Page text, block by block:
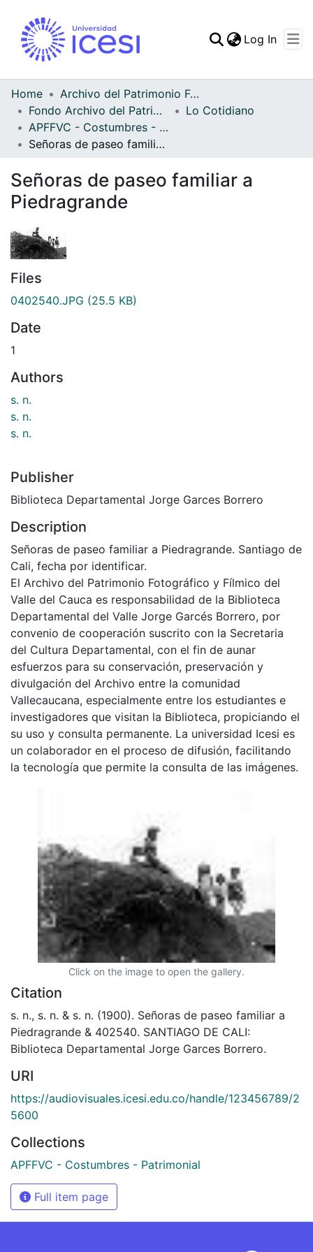
Statistics
Log In
Home
Archivo del Patrimonio Fotográfico y Fílmico del Valle del Cauca
Fondo Archivo del Patrimonio Fotográfico y Fílmico del Valle del Cauca
Lo Cotidiano
APFFVC - Costumbres - Patrimonial
Señoras de paseo familiar a Piedragrande
Señoras de paseo familiar a
Piedragrande
Files
0402540.JPG (25.5 KB)
Date
1
Authors
s. n.
s. n.
s. n.
Publisher
Biblioteca Departamental Jorge Garces Borrero
Description
Señoras de paseo familiar a Piedragrande. Santiago de
Cali, fecha por identificar.
El Archivo del Patrimonio Fotográfico y Fílmico del
Valle del Cauca es responsabilidad de la Biblioteca
Departamental del Valle Jorge Garcés Borrero, por
convenio de cooperación suscrito con la Secretaria
del Cultura Departamental, con el fin de aunar
esfuerzos para su conservación, preservación y
divulgación del Archivo entre la comunidad
Vallecaucana, especialmente entre los estudiantes e
investigadores que visitan la Biblioteca, propiciando el
su uso y consulta permanente. La universidad Icesi es
un colaborador en el proceso de difusión, facilitando
la tecnología que permite la consulta de las imágenes.
Click on the image to open the gallery.
Citation
s. n., s. n. & s. n. (1900). Señoras de paseo familiar a
Piedragrande & 402540. SANTIAGO DE CALI:
Biblioteca Departamental Jorge Garces Borrero.
URI
https://audiovisuales.icesi.edu.co/handle/123456789/2
5600
Collections
APFFVC - Costumbres - Patrimonial
Full item page